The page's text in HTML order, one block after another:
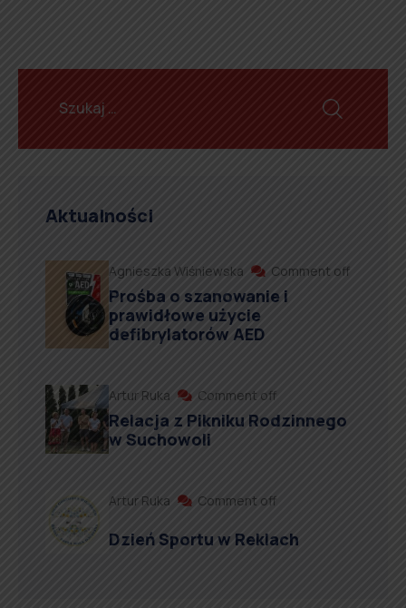
Aktualności
Agnieszka Wiśniewska Comment off
Prośba o szanowanie i
prawidłowe użycie
defibrylatorów AED
Artur Ruka Comment off
Relacja z Pikniku Rodzinnego
w Suchowoli
Artur Ruka Comment off
Dzień Sportu w Reklach